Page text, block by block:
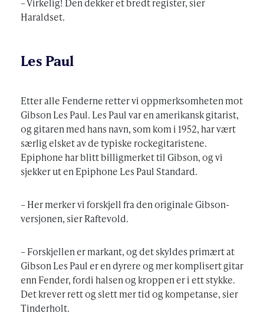
Haraldset.
Les Paul
Etter alle Fenderne retter vi oppmerksomheten mot
Gibson Les Paul. Les Paul var en amerikansk gitarist,
og gitaren med hans navn, som kom i 1952, har vært
særlig elsket av de typiske rockegitaristene.
Epiphone har blitt billigmerket til Gibson, og vi
sjekker ut en Epiphone Les Paul Standard.
– Her merker vi forskjell fra den originale Gibson-
versjonen, sier Raftevold.
– Forskjellen er markant, og det skyldes primært at
Gibson Les Paul er en dyrere og mer komplisert gitar
enn Fender, fordi halsen og kroppen er i ett stykke.
Det krever rett og slett mer tid og kompetanse, sier
Tinderholt.